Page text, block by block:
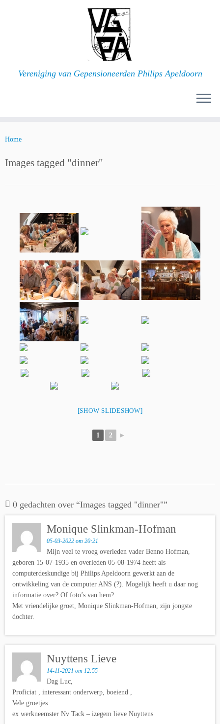
Vereniging van Gepensioneerden Philips Apeldoorn
Home
Images tagged "dinner"
[SHOW SLIDESHOW]
1 2 ►
0 gedachten over “Images tagged "dinner"”
Monique Slinkman-Hofman
05-03-2022 om 20:21
Mijn veel te vroeg overleden vader Benno Hofman,
geboren 15-07-1935 en overleden 05-08-1974 heeft als
computerdeskundige bij Philips Apeldoorn gewerkt aan de
ontwikkeling van de computer ANS (?). Mogelijk heeft u daar nog
informatie over? Of foto’s van hem?
Met vriendelijke groet, Monique Slinkman-Hofman, zijn jongste
dochter.
Nuyttens Lieve
14-11-2021 om 12:55
Dag Luc,
Proficiat , interessant onderwerp, boeiend ,
Vele groetjes
ex werkneemster Nv Tack – izegem lieve Nuyttens